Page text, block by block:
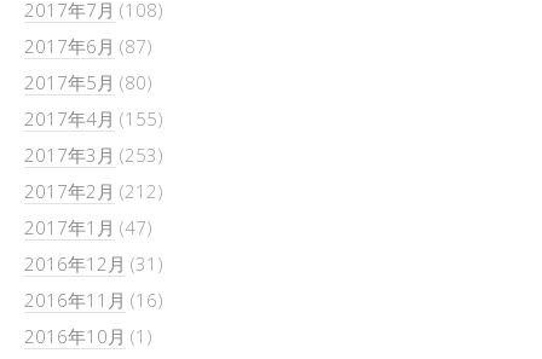
2017年7月 (108)
2017年6月 (87)
2017年5月 (80)
2017年4月 (155)
2017年3月 (253)
2017年2月 (212)
2017年1月 (47)
2016年12月 (31)
2016年11月 (16)
2016年10月 (1)